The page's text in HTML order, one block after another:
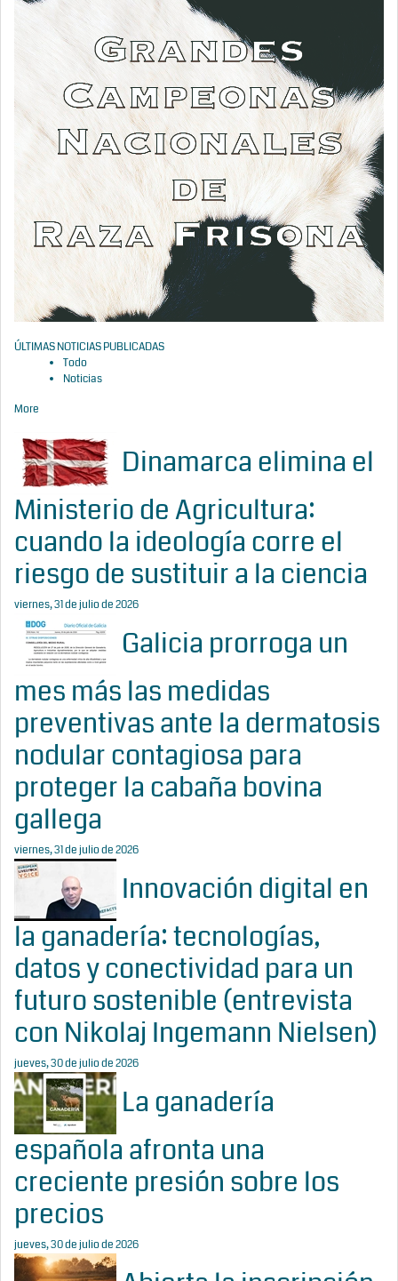
ÚLTIMAS NOTICIAS PUBLICADAS
Todo
Noticias
More
Dinamarca elimina el
Ministerio de Agricultura:
cuando la ideología corre el
riesgo de sustituir a la ciencia
viernes, 31 de julio de 2026
Galicia prorroga un
mes más las medidas
preventivas ante la dermatosis
nodular contagiosa para
proteger la cabaña bovina
gallega
viernes, 31 de julio de 2026
Innovación digital en
la ganadería: tecnologías,
datos y conectividad para un
futuro sostenible (entrevista
con Nikolaj Ingemann Nielsen)
jueves, 30 de julio de 2026
La ganadería
española afronta una
creciente presión sobre los
precios
jueves, 30 de julio de 2026